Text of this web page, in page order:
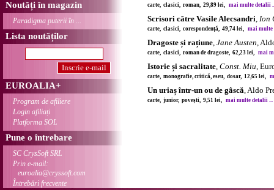
Noutăți în magazin
Paradigma puterii în ...
Lista noutăților
EUROALIA+
Program de afiliere
Login afiliați
Platforma SOL
Pune o întrebare
SC CrysSoft SRL
Prin e-mail:
euroalia@cryssoft.com
Întrebări frecvente
carte, clasici, roman, 29,89 lei, mai multe detalii
Scrisori către Vasile Alecsandri, Ion
carte, clasici, corespondență, 49,74 lei, mai multe
Dragoste și rațiune, Jane Austen,
carte, clasici, roman de dragoste, 62,23 lei, mai
Istorie și sacralitate, Const. Miu,
carte, monografie, critică, eseu, dosar, 12,65 lei,
Un uriaș într-un ou de gâscă, Aldo
carte, junior, povești, 9,51 lei, mai multe detalii ...